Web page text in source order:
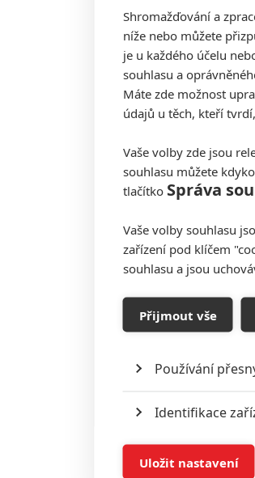
Shromažďování a
níže nebo můžete
je u každého účelu
souhlasu a
Máte zde možnost
údajů u těch, kteří
Vaše volby zde jsou
souhlasu můžete
tlačítko Správa
Vaše volby souhlasu
zařízení pod klíčem
souhlasu a jsou
Přijmout vše
Používání
Identifikace
Ukládání a/
Uložit nastavení